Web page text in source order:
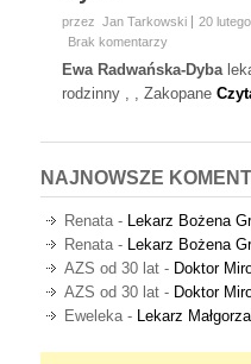
przez Jan Tarkowski
20
Brak komentarzy
Ewa Radwańska-Dyba
rodzinny , , Zakopane
NAJNOWSZE
Renata- Lekarz Bożena
Renata- Lekarz Bożena
AZS od 30 lat - Doktor
AZS od 30 lat - Doktor
Eweleka- Lekarz